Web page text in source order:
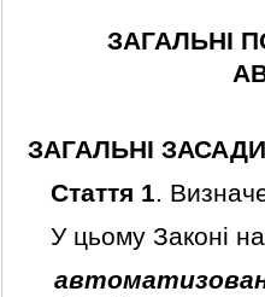
ЗАГАЛЬНI
ЗАГАЛЬНI
Стаття 1.
У цьому Законi